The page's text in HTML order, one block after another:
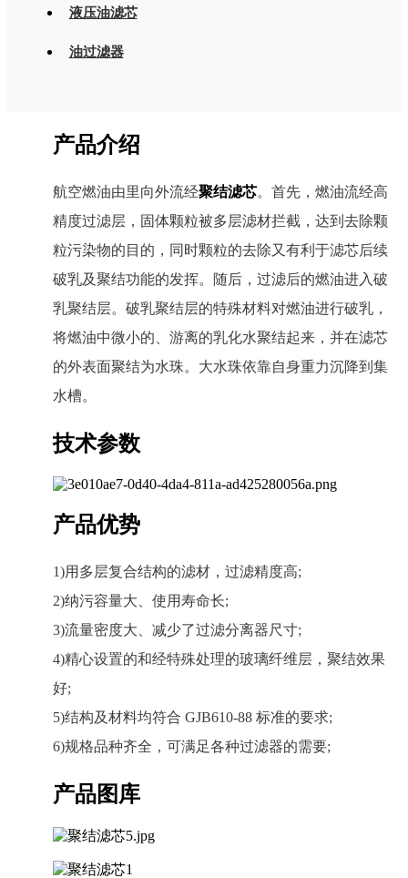
液压油滤芯
油过滤器
产品介绍
航空燃油由里向外流经聚结滤芯。首先，燃油流经高
精度过滤层，固体颗粒被多层滤材拦截，达到去除颗
粒污染物的目的，同时颗粒的去除又有利于滤芯后续
破乳及聚结功能的发挥。随后，过滤后的燃油进入破
乳聚结层。破乳聚结层的特殊材料对燃油进行破乳，
将燃油中微小的、游离的乳化水聚结起来，并在滤芯
的外表面聚结为水珠。大水珠依靠自身重力沉降到集
水槽。
技术参数
产品优势
1)用多层复合结构的滤材，过滤精度高;
2)纳污容量大、使用寿命长;
3)流量密度大、减少了过滤分离器尺寸;
4)精心设置的和经特殊处理的玻璃纤维层，聚结效果
好;
5)结构及材料均符合 GJB610-88 标准的要求;
6)规格品种齐全，可满足各种过滤器的需要;
产品图库